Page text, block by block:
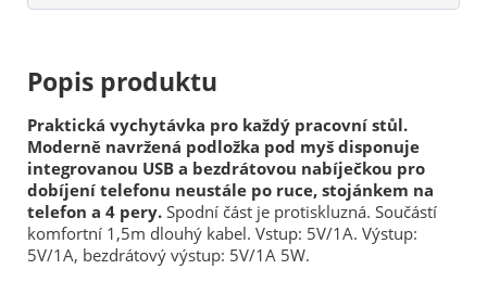
Popis produktu
Praktická vychytávka pro každý pracovní stůl.
Moderně navržená podložka pod myš disponuje
integrovanou USB a bezdrátovou nabíječkou pro
dobíjení telefonu neustále po ruce, stojánkem na
telefon a 4 pery. Spodní část je protiskluzná. Součástí
komfortní 1,5m dlouhý kabel. Vstup: 5V/1A. Výstup:
5V/1A, bezdrátový výstup: 5V/1A 5W.